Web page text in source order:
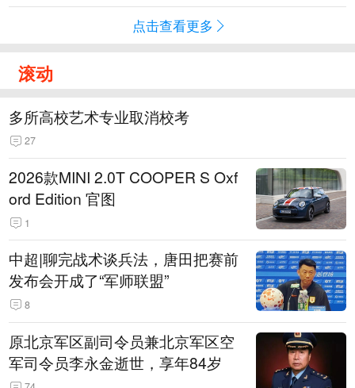
点击查看更多
滚动
多所高校艺术专业取消校考
27
2026款MINI 2.0T COOPER S Oxf
ord Edition 官图
1
中超|聊完战术谈兵法，唐田把赛前
发布会开成了“军师联盟”
8
原北京军区副司令员兼北京军区空
军司令员李永金逝世，享年84岁